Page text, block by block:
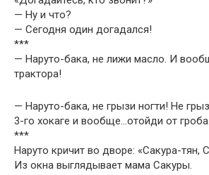
— Ну и что?
— Сегодня один догадался!
***
— Наруто-бака, не лижи масло. И
трактора!
— Наруто-бака, не грызи ногти! Не
3-го хокаге и вообще…отойди от
***
Наруто кричит во дворе: «Сакура-тян,
Из окна выглядывает мама Сакуры.